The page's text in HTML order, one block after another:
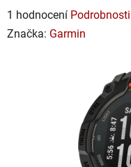
Průměrné
hodnocení
1 hodnocení
Značka: Garmin